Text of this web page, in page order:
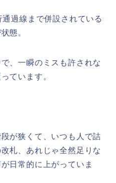
過線まで併設されている
態。
、一瞬のミスも許されな
ています。
が狭くて、いつも人で詰
札、あれじゃ全然足りな
日常的に上がっていま